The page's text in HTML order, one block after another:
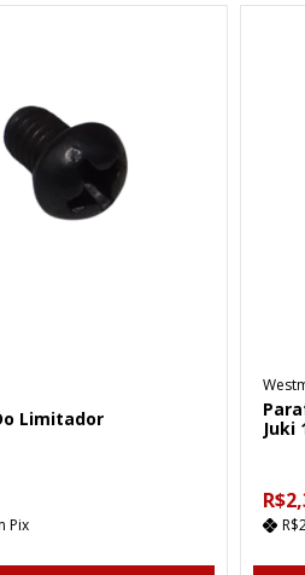
Limitador
Pix
Juki